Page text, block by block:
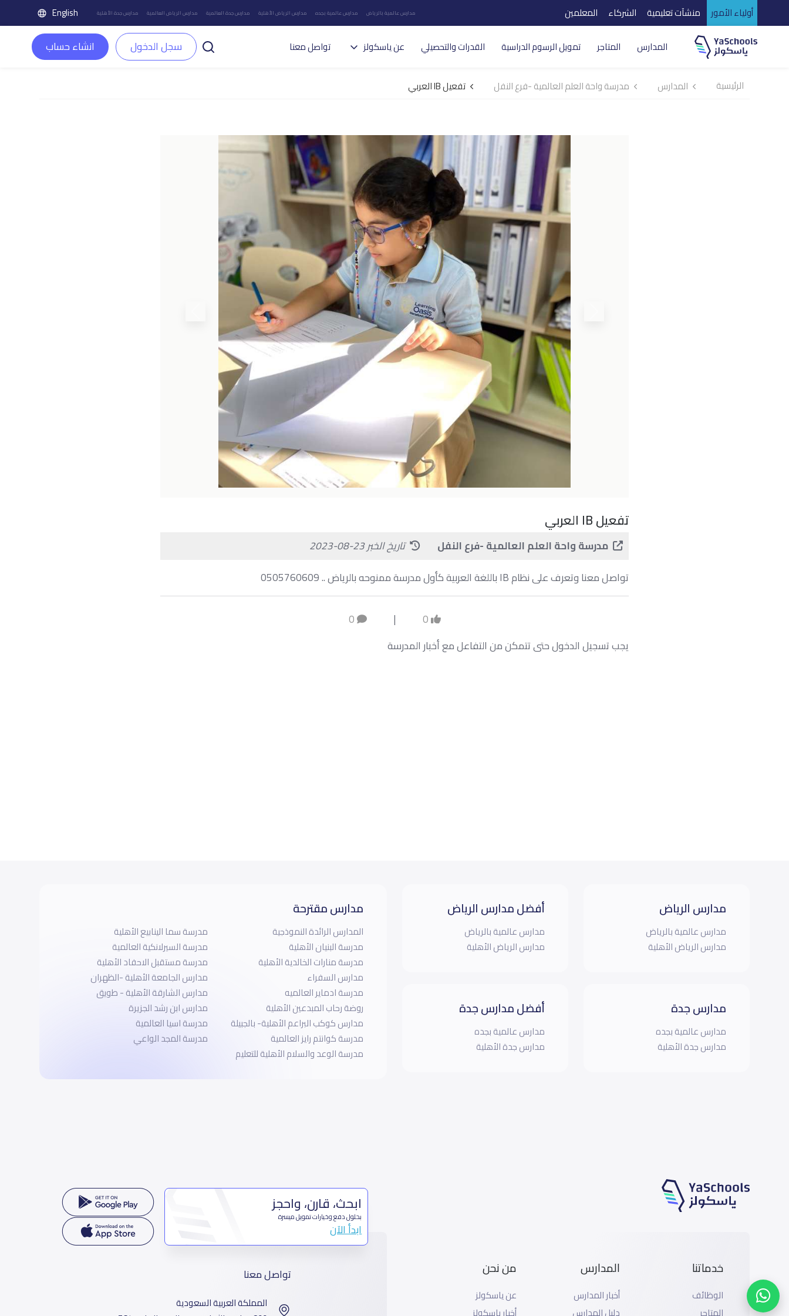
أولياء الأمور منشآت تعليمية الشركاء المعلمين مدارس عالمية بالرياض مدارس عالمية بجده مدارس الرياض الأهلية مدارس جدة العالمية مدارس الرياض العالمية مدارس جدة الأهلية English
المدارس المتاجر تمويل الرسوم الدراسية القدرات والتحصيلي عن ياسكولز تواصل معنا سجل الدخول انشاء حساب
الرئيسية المدارس مدرسة واحة العلم العالمية -فرع النفل تفعيل IB العربي
تفعيل IB العربي
مدرسة واحة العلم العالمية -فرع النفل
تاريخ الخبر 23-08-2023
تواصل معنا وتعرف على نظام IB باللغة العربية كأول مدرسة ممنوحه بالرياض .. 0505760609
0
|
0
يجب تسجيل الدخول حتى تتمكن من التفاعل مع أخبار المدرسة
مدارس الرياض
مدارس عالمية بالرياض
مدارس الرياض الأهلية
مدارس جدة
مدارس عالمية بجده
مدارس جدة الأهلية
أفضل مدارس الرياض
مدارس عالمية بالرياض
مدارس الرياض الأهلية
أفضل مدارس جدة
مدارس عالمية بجده
مدارس جدة الأهلية
مدارس مقترحة
المدارس الرائدة النموذجية
مدرسة البنيان الأهلية
مدرسة منارات الخالدية الأهلية
مدارس السفراء
مدرسة ادماير العالميه
روضة رحاب المبدعين الأهلية
مدارس كوكب البراعم الأهلية- بالجبيلة
مدرسة كوانتم رايز العالمية
مدرسة الوعد والسلام الأهلية للتعليم
مدرسة سما الينابيع الأهلية
مدرسة السيرلانكية العالمية
مدرسة مستقبل الاحفاد الأهلية
مدارس الجامعة الأهلية -الظهران
مدارس الشارقة الأهلية - طويق
مدارس ابن رشد الجزيرة
مدرسة اسيا العالمية
مدرسة المجد الواعي
خدماتنا
الوظائف
المتاجر
المدارس
أخبار المدارس
دليل المدارس
من نحن
عن ياسكولز
أخبار ياسكولز
ابحث، قارن، واحجز
بحلول دفع وخيارات تمويل ميسرة
ابدأ الآن
تواصل معنا
المملكة العربية السعودية